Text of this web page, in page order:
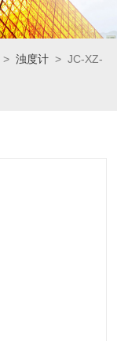
>浊度计 > JC-XZ-